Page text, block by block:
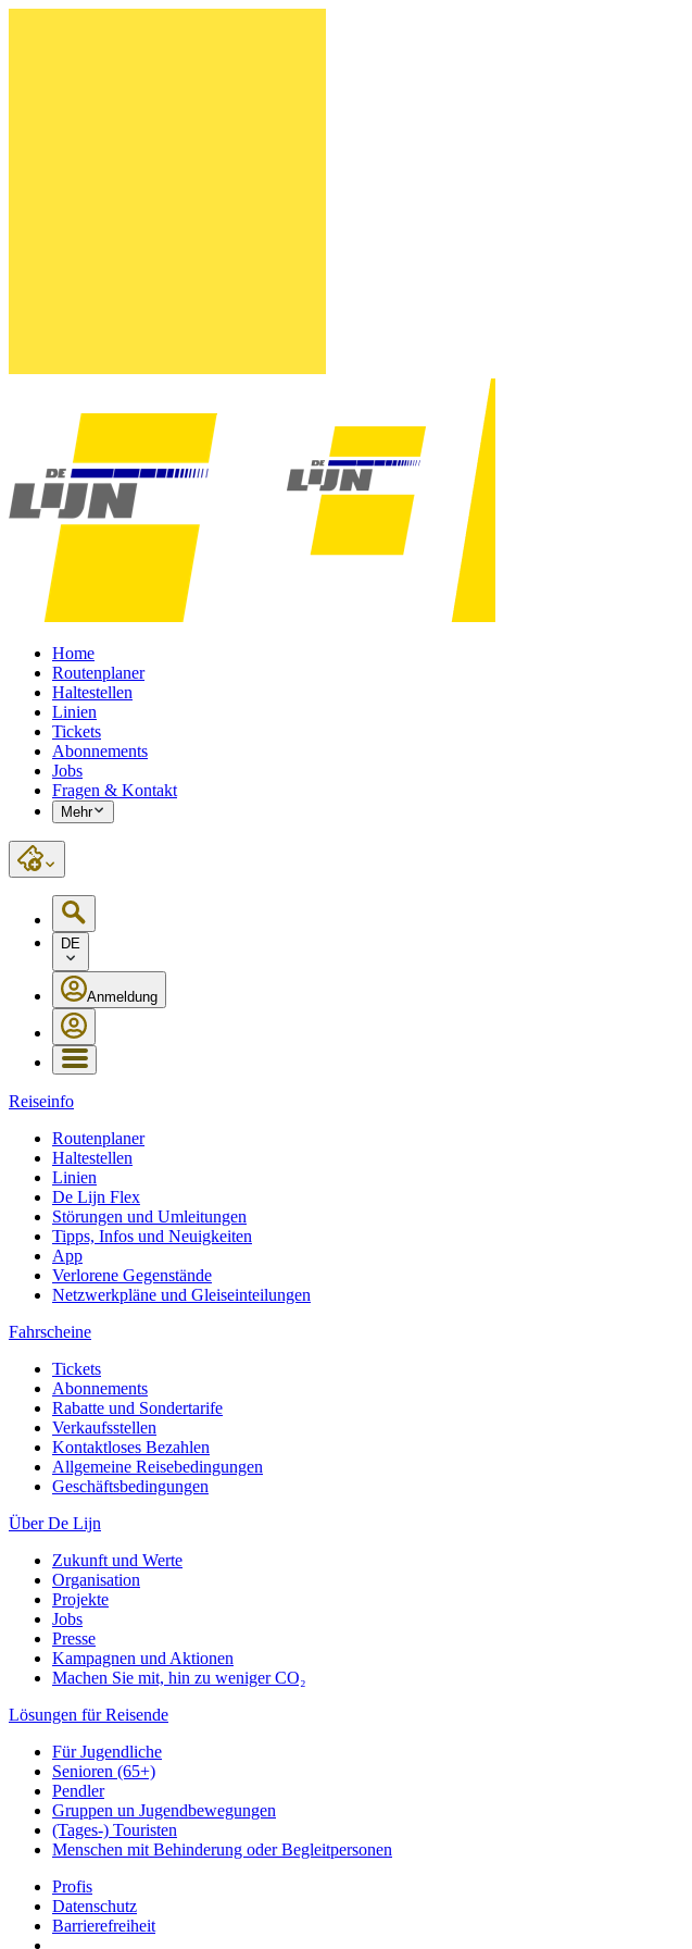
Home
Routenplaner
Haltestellen
Linien
Tickets
Abonnements
Jobs
Fragen & Kontakt
Mehr
DE
Anmeldung
Reiseinfo
Routenplaner
Haltestellen
Linien
De Lijn Flex
Störungen und Umleitungen
Tipps, Infos und Neuigkeiten
App
Verlorene Gegenstände
Netzwerkpläne und Gleiseinteilungen
Fahrscheine
Tickets
Abonnements
Rabatte und Sondertarife
Verkaufsstellen
Kontaktloses Bezahlen
Allgemeine Reisebedingungen
Geschäftsbedingungen
Über De Lijn
Zukunft und Werte
Organisation
Projekte
Jobs
Presse
Kampagnen und Aktionen
Machen Sie mit, hin zu weniger CO₂
Lösungen für Reisende
Für Jugendliche
Senioren (65+)
Pendler
Gruppen un Jugendbewegungen
(Tages-) Touristen
Menschen mit Behinderung oder Begleitpersonen
Profis
Datenschutz
Barrierefreiheit